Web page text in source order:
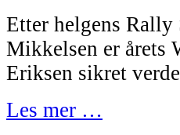
Etter helgens Rally
Mikkelsen er årets
Eriksen sikret
Les mer …